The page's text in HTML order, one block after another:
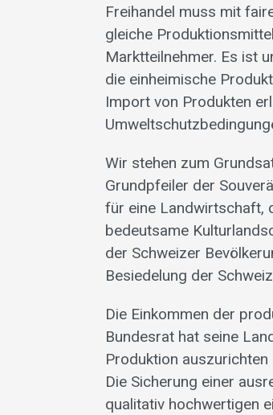
Freihandel muss mit
gleiche
Marktteilnehmer. Es ist
die einheimische
Import von Produkten
Wir stehen zum
Grundpfeiler der
für eine Landwirtschaft,
bedeutsame
der Schweizer
Besiedelung der
Die Einkommen der
Bundesrat hat seine
Produktion
Die Sicherung einer
qualitativ hochwertigen